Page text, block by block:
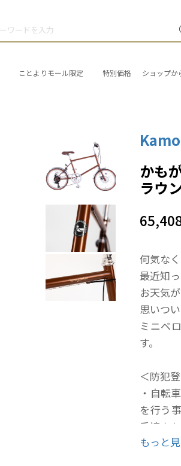
ことよりモール限定 特別価格 ショップか
かも
ラウン
何気な
最近知
お天気
思いつ
ミニベ
す。
＜防犯
・自転
を行う
手続き
・お住
もっと